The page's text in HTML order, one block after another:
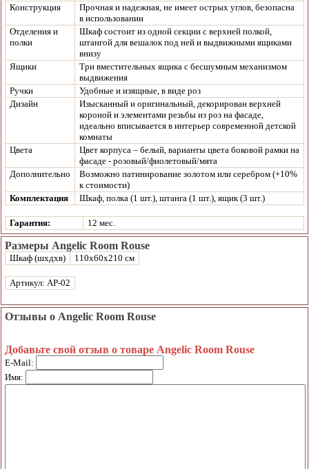
Конструкция
Прочная и надежная, не имеет острых углов, безопасна
в использовании
Отделения и
полки
Шкаф состоит из одной секции с верхней полкой,
штангой для вешалок под ней и выдвижными ящиками
внизу
Ящики
Три вместительных ящика с бесшумным механизмом
выдвижения
Ручки
Удобные и изящные, в виде роз
Дизайн
Изысканный и оригинальный, декорирован верхней
короной и элементами резьбы из роз на фасаде,
идеально вписывается в интерьер современной детской
комнаты
Цвета
Цвет корпуса – белый, варианты цвета боковой рамки на
фасаде - розовый/фиолетовый/мята
Дополнительно
Возможно патинирование золотом или серебром (+10%
к стоимости)
Комплектация
Шкаф, полка (1 шт.), штанга (1 шт.), ящик (3 шт.)
Гарантия: 12 мес.
Размеры Angelic Room Rouse
Шкаф (шхдхв) 110х60х210 см
Артикул: AP-02
Отзывы о Angelic Room Rouse
Добавьте свой отзыв о товаре Angelic Room Rouse
E-Mail:
Имя: